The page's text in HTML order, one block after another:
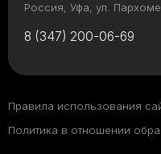
Россия, Уфа, ул.
8 (347) 200-06-69
Правила использования
Политика в отношении